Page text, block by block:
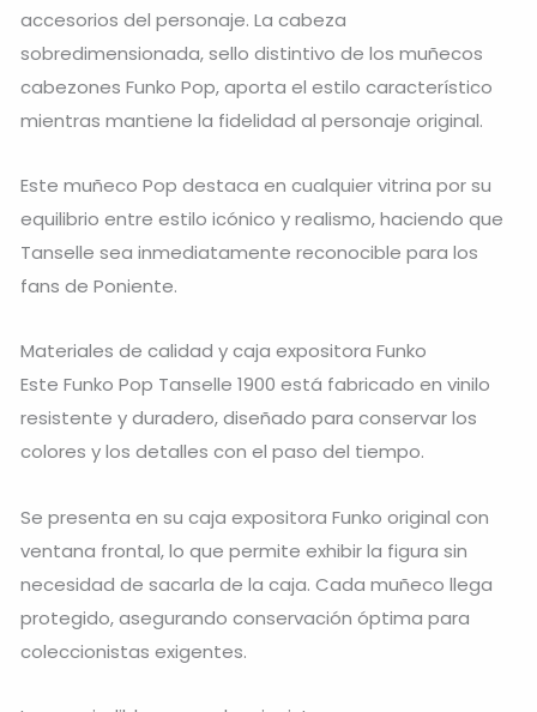
accesorios del personaje. La cabeza
sobredimensionada, sello distintivo de los muñecos
cabezones Funko Pop, aporta el estilo característico
mientras mantiene la fidelidad al personaje original.
Este muñeco Pop destaca en cualquier vitrina por su
equilibrio entre estilo icónico y realismo, haciendo que
Tanselle sea inmediatamente reconocible para los
fans de Poniente.
Materiales de calidad y caja expositora Funko
Este Funko Pop Tanselle 1900 está fabricado en vinilo
resistente y duradero, diseñado para conservar los
colores y los detalles con el paso del tiempo.
Se presenta en su caja expositora Funko original con
ventana frontal, lo que permite exhibir la figura sin
necesidad de sacarla de la caja. Cada muñeco llega
protegido, asegurando conservación óptima para
coleccionistas exigentes.